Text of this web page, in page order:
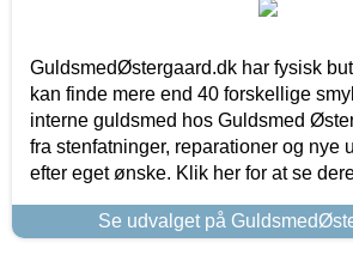
GuldsmedØstergaard.dk har fysisk
kan finde mere end 40 forskellige
interne guldsmed hos Guldsmed
fra stenfatninger, reparationer og nye
efter eget ønske. Klik her for at se
Se udvalget på